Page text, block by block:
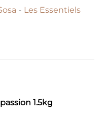
- Les Essentiels
1.5kg